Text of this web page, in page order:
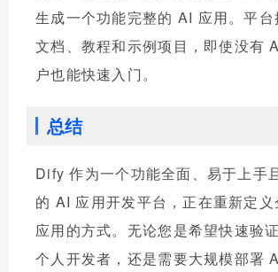
生成一个功能完整的 AI 应用。平台
文档、教程和示例项目，即使没有
户也能快速入门。
总结
Dify 作为一个功能全面、易于上手
的 AI 应用开发平台，正在重新定
应用的方式。无论您是希望快速验
个人开发者，还是需要大规模部署